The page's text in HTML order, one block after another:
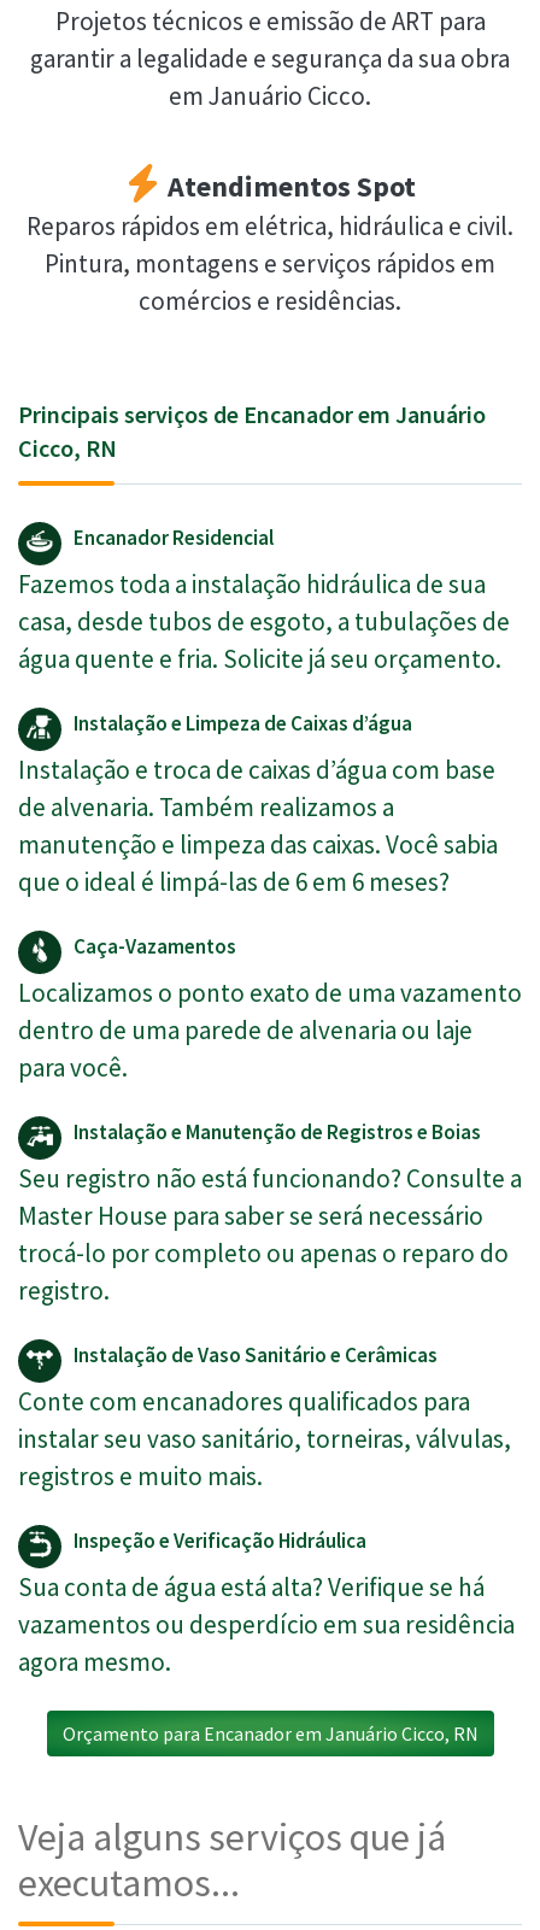
Projetos técnicos e emissão de ART para
garantir a legalidade e segurança da sua obra
em Januário Cicco.
Atendimentos Spot
Reparos rápidos em elétrica, hidráulica e civil.
Pintura, montagens e serviços rápidos em
comércios e residências.
Principais serviços de Encanador em Januário
Cicco, RN
Encanador Residencial
Fazemos toda a instalação hidráulica de sua
casa, desde tubos de esgoto, a tubulações de
água quente e fria. Solicite já seu orçamento.
Instalação e Limpeza de Caixas d’água
Instalação e troca de caixas d’água com base
de alvenaria. Também realizamos a
manutenção e limpeza das caixas. Você sabia
que o ideal é limpá-las de 6 em 6 meses?
Caça-Vazamentos
Localizamos o ponto exato de uma vazamento
dentro de uma parede de alvenaria ou laje
para você.
Instalação e Manutenção de Registros e Boias
Seu registro não está funcionando? Consulte a
Master House para saber se será necessário
trocá-lo por completo ou apenas o reparo do
registro.
Instalação de Vaso Sanitário e Cerâmicas
Conte com encanadores qualificados para
instalar seu vaso sanitário, torneiras, válvulas,
registros e muito mais.
Inspeção e Verificação Hidráulica
Sua conta de água está alta? Verifique se há
vazamentos ou desperdício em sua residência
agora mesmo.
Orçamento para Encanador em Januário Cicco, RN
Veja alguns serviços que já
executamos...